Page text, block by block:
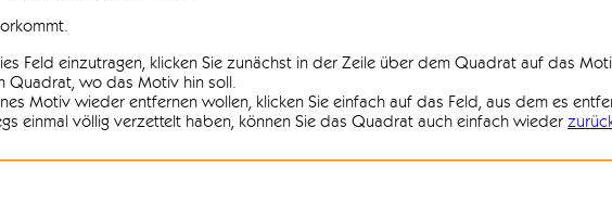
Feld einzutragen, klicken Sie zunächst in der Zeile über dem Quadrat auf das
Quadrat, wo das Motiv hin soll.
Motiv wieder entfernen wollen, klicken Sie einfach auf das Feld, aus dem es
einmal völlig verzettelt haben, können Sie das Quadrat auch einfach wieder